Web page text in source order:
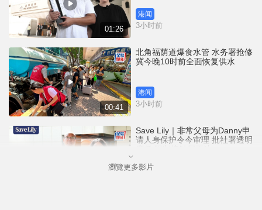
01:26
港闻
3小时前
00:41
北角福荫道爆食水管 水务署抢修
冀今晚10时前全面恢复供水
港闻
3小时前
Save Lily｜非常父母为Danny申
请人身保护令今审理 批社署透明
港闻
瀏覽更多影片